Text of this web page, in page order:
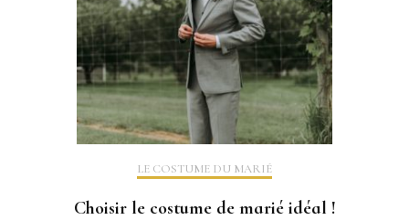
LE COSTUME DU MARIÉ
Choisir le costume de marié idéal !